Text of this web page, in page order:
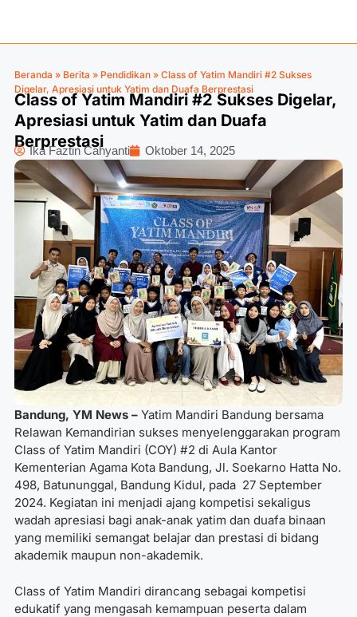
Beranda » Berita » Pendidikan » Class of Yatim Mandiri #2 Sukses
Digelar, Apresiasi untuk Yatim dan Duafa Berprestasi
Class of Yatim Mandiri #2 Sukses Digelar,
Apresiasi untuk Yatim dan Duafa
Berprestasi
Ika Faztin Cahyanti Oktober 14, 2025
Bandung, YM News – Yatim Mandiri Bandung bersama
Relawan Kemandirian sukses menyelenggarakan program
Class of Yatim Mandiri (COY) #2 di Aula Kantor
Kementerian Agama Kota Bandung, Jl. Soekarno Hatta No.
498, Batununggal, Bandung Kidul, pada 27 September
2024. Kegiatan ini menjadi ajang kompetisi sekaligus
wadah apresiasi bagi anak-anak yatim dan duafa binaan
yang memiliki semangat belajar dan prestasi di bidang
akademik maupun non-akademik.
Class of Yatim Mandiri dirancang sebagai kompetisi
edukatif yang mengasah kemampuan peserta dalam